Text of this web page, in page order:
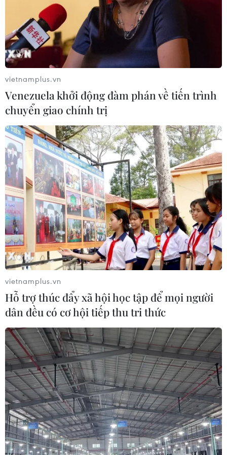
Chuyên gia: Thị trường dầu dễ bị tổn
thương bởi một cú sốc lớn
13/04/2022 01:36
Nhà phân tích thị trường cấp cao của Công ty dịch vụ
tài chính OANDA (Mỹ) cho hay thị trường dầu vẫn dễ bị
tổn thương bởi một cú sốc lớn nếu lĩnh vực năng lượng
Nga bị đưa vào danh sách trừng phạt.
Giá dầu châu Á tăng nhẹ sau khi đàm phán
Nga-Ukraine bế tắc
vietnamplus.vn
Venezuela khởi động đàm phán về tiến trình
chuyển giao chính trị
vietnamplus.vn
Hỗ trợ thúc đẩy xã hội học tập để mọi người
dân đều có cơ hội tiếp thu tri thức